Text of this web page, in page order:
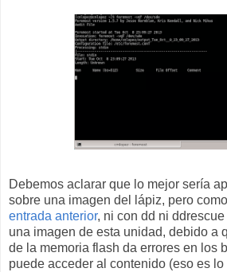
Debemos aclarar que lo mejor sería
sobre una imagen del lápiz, pero
entrada anterior, ni con dd ni
una imagen de esta unidad, debido a
de la memoria flash da errores en los
puede acceder al contenido (eso es